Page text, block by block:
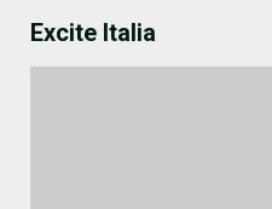
Excite Italia